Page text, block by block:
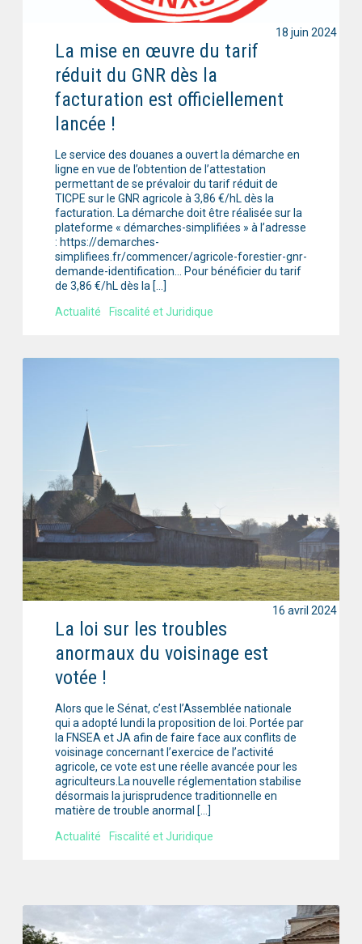
La mise en œuvre du tarif
réduit du GNR dès la
facturation est officiellement
lancée !
Le service des douanes a ouvert la démarche en
ligne en vue de l’obtention de l’attestation
permettant de se prévaloir du tarif réduit de
TICPE sur le GNR agricole à 3,86 €/hL dès la
facturation. La démarche doit être réalisée sur la
plateforme « démarches-simplifiées » à l’adresse
: https://demarches-
simplifiees.fr/commencer/agricole-forestier-gnr-
demande-identification… Pour bénéficier du tarif
de 3,86 €/hL dès la […]
Actualité
Fiscalité et Juridique
18 juin 2024
La loi sur les troubles
anormaux du voisinage est
votée !
Alors que le Sénat, c’est l’Assemblée nationale
qui a adopté lundi la proposition de loi. Portée par
la FNSEA et JA afin de faire face aux conflits de
voisinage concernant l’exercice de l’activité
agricole, ce vote est une réelle avancée pour les
agriculteurs.La nouvelle réglementation stabilise
désormais la jurisprudence traditionnelle en
matière de trouble anormal […]
Actualité
Fiscalité et Juridique
16 avril 2024